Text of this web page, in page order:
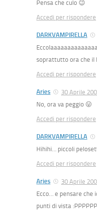
Pensa che culo 😉
Accedi per rispondere
DARKVAMPIRELLA
soprattutto ora che il
Accedi per rispondere
Aries
30 Aprile
No, ora va peggio 😛
Accedi per rispondere
DARKVAMPIRELLA
Hihihi… piccoli
Accedi per rispondere
Aries
30 Aprile
Ecco… e pensare che
punti di vista